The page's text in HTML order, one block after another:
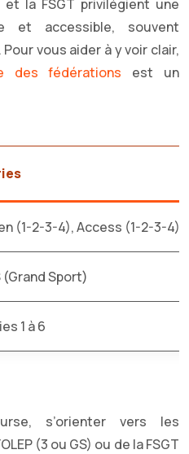
et la FSGT privilégient une
et accessible, souvent
vous aider à y voir clair,
des fédérations est un
(1-2-3-4), Access (1-2-3-4)
(Grand Sport)
1 à 6
s’orienter vers les
(3 ou GS) ou de la FSGT